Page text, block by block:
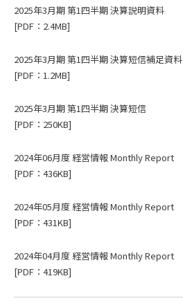
2025年3月期 第1四半期 決算説明資料
[PDF：2.4MB]
2025年3月期 第1四半期 決算短信補足資料
[PDF：1.2MB]
2025年3月期 第1四半期 決算短信
[PDF：250KB]
2024年06月度 経営情報 Monthly Report
[PDF：436KB]
2024年05月度 経営情報 Monthly Report
[PDF：431KB]
2024年04月度 経営情報 Monthly Report
[PDF：419KB]